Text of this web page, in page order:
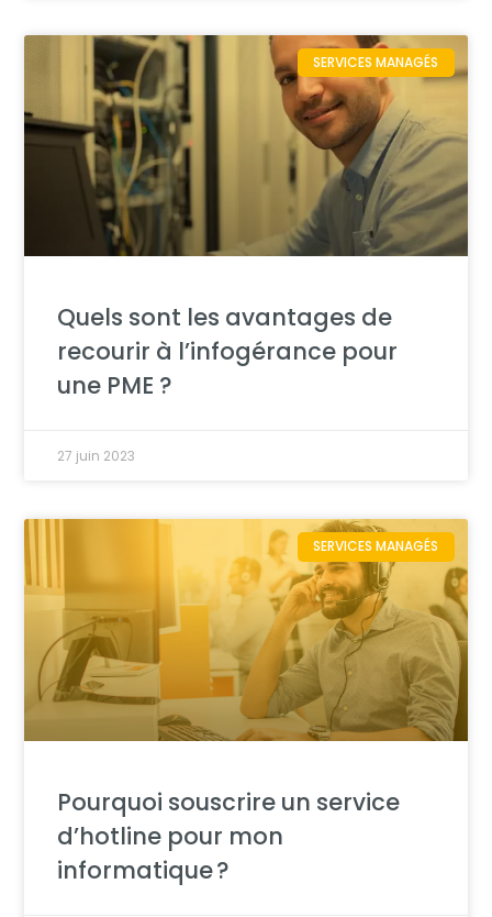
SERVICES MANAGÉS
Quels sont les avantages de
recourir à l’infogérance pour
une PME ?
27 juin 2023
SERVICES MANAGÉS
Pourquoi souscrire un service
d’hotline pour mon
informatique ?